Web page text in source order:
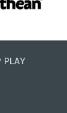
PLAY